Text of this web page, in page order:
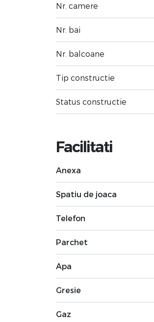
Nr. camere
Nr. bai
Nr. balcoane
Tip constructie
Status constructie
Facilitati
Anexa
Spatiu de joaca
Telefon
Parchet
Apa
Gresie
Gaz